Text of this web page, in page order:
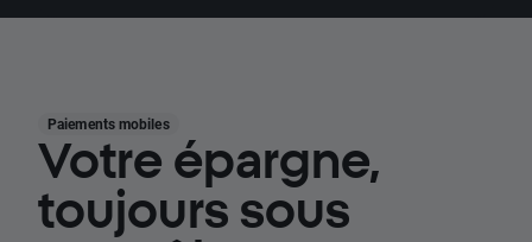
Paiements mobiles
Votre épargne,
toujours sous